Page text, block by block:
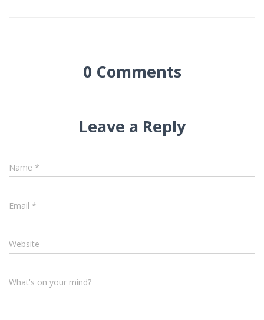
0 Comments
Leave a Reply
Name *
Email *
Website
What's on your mind?